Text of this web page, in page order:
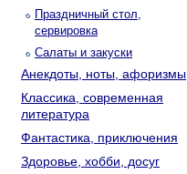
Праздничный стол,
сервировка
Салаты и закуски
Анекдоты, ноты, афоризмы
Классика, современная
литература
Фантастика, приключения
Здоровье, хобби, досуг